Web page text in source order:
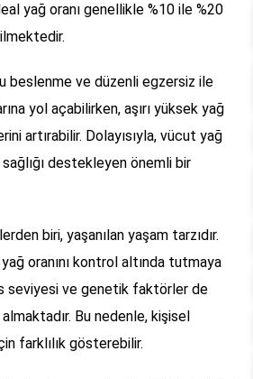
yağ oranı genellikle %10 ile %20
beslenme ve düzenli egzersiz ile
yol açabilirken, aşırı yüksek yağ
artırabilir. Dolayısıyla, vücut yağ
destekleyen önemli bir
biri, yaşanılan yaşam tarzıdır.
oranını kontrol altında tutmaya
seviyesi ve genetik faktörler de
Bu nedenle, kişisel
farklılık gösterebilir.